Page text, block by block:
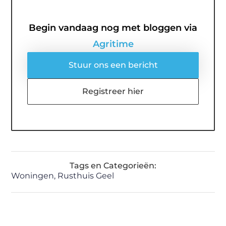
Begin vandaag nog met bloggen via
Agritime
Stuur ons een bericht
Registreer hier
Tags en Categorieën:
Woningen, Rusthuis Geel